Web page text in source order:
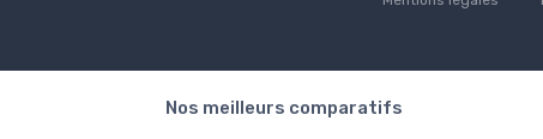
Nos meilleurs comparatifs